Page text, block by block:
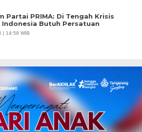
Partai PRIMA: Di Tengah Krisis
Indonesia Butuh Persatuan
| 14:58 WIB